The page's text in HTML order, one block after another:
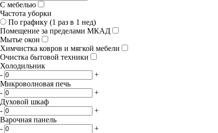
С мебелью
Частота уборки
По графику (1 раз в 1 нед)
Помещение за пределами МКАД
Мытье окон
Химчистка ковров и мягкой мебели
Очистка бытовой техники
Холодильник
-
+
Микроволновая печь
-
+
Духовой шкаф
-
+
Варочная панель
-
+